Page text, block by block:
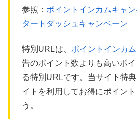
参照： ポイントインカムキャ
タートダッシュキャンペーン
特別URLは、 ポイントインカム
告のポイント数よりも高いポ
る特別URLです。当サイト特
イトを利用してお得にポイン
う。